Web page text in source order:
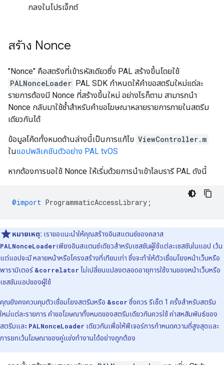
กลงในโปรเจ็กต์
สร้าง Nonce
"Nonce" คือสตริงที่เข้ารหัสเดียวซึ่ง PAL สร้างขึ้นโดยใช้
PALNonceLoader PAL SDK กำหนดให้คำขอสตรีมใหม่แต่ละ
รายการต้องมี Nonce ที่สร้างขึ้นใหม่ อย่างไรก็ตาม สามารถนำ
Nonce กลับมาใช้ซ้ำสำหรับคำขอโฆษณาหลายรายการภายในสตรีม
เดียวกันได้
ข้อมูลโค้ดทั้งหมดด้านล่างนี้เป็นการแก้ไข ViewController.m
ในแอปพลิเคชันตัวอย่าง PAL tvOS
หากต้องการขอใช้ Nonce ให้เริ่มด้วยการนำเข้าไลบรารี PAL ดังนี้
@import ProgrammaticAccessLibrary ;
หมายเหตุ: เราขอแนะนำให้คุณสร้างอินสแตนซ์ของคลาส
PALNonceLoaderเพียงอินสแตนซ์เดียวสำหรับเซสชันผู้ใช้แต่ละเซสชันในแอป เว้น
แต่แอปจะมี หลายหน้าหรือโครงสร้างที่เทียบเท่า ซึ่งจะทำให้ตัวเชื่อมโยงหน้าเว็บหรือ
พารามิเตอร์&correlator ไม่เปลี่ยนแปลงตลอดอายุการใช้งานของหน้าเว็บหรือ
เซสชันแอปของผู้ใช้
คุณยังคงควบคุมตัวเชื่อมโยงสตรีมหรือ &scor ซึ่งควร รีเซ็ต 1 ครั้งสำหรับสตรีม
ใหม่แต่ละรายการ คำขอโฆษณาทั้งหมดของสตรีมเดียวกันควรใช้ ค่าสหสัมพันธ์ของ
สตรีมและ PALNonceLoader เดียวกันเพื่อให้ฟีเจอร์การกำหนดความถี่สูงสุดและ
การยกเว้นโฆษณาของคู่แข่งทำงานได้อย่างถูกต้อง